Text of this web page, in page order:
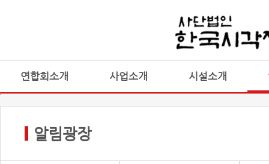
연합회소개 사업소개 시설소개
알림광장